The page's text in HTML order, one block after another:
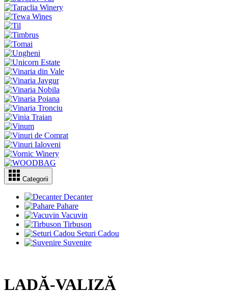
Categorii
Decanter
Pahare
Vacuvin
Tirbuson
Seturi Cadou
Suvenire
LADĂ-VALIZĂ